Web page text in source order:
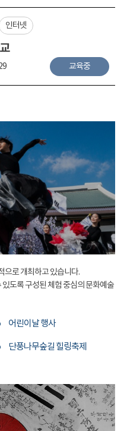
인터넷
교육중
으로 개최하고 있습니다.
도록 구성된 체험 중심의 문화예술
어린이날 행사
단풍나무숲길 힐링축제